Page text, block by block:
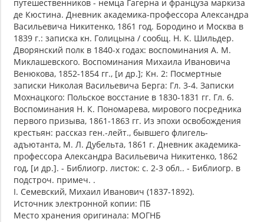
путешественников - немца Гагерна и француза маркиза
де Кюстина. Дневник академика-профессора Александра
Васильевича Никитенко, 1861 год. Бородино и Москва в
1839 г.: записка кн. Голицына / сообщ. Н. К. Шильдер.
Дворянский полк в 1840-х годах: воспоминания А. М.
Миклашевского. Воспоминания Михаила Ивановича
Венюкова, 1852-1854 гг., [и др.]; Кн. 2: Посмертные
записки Николая Васильевича Берга: Гл. 3-4. Записки
Мохнацкого: Польское восстание в 1830-1831 гг. Гл. 6.
Воспоминания Н. К. Пономарева, мирового посредника
первого призыва, 1861-1863 гг. Из эпохи освобождения
крестьян: рассказ ген.-лейт., бывшего флигель-
адъютанта, М. Л. Дубельта, 1861 г. Дневник академика-
профессора Александра Васильевича Никитенко, 1862
год, [и др.]. - Библиогр. листок: с. 2-3 обл.. - Библиогр. в
подстроч. примеч. .
I. Семевский, Михаил Иванович (1837-1892).
Источник электронной копии: ПБ
Место хранения оригинала: МОГНБ